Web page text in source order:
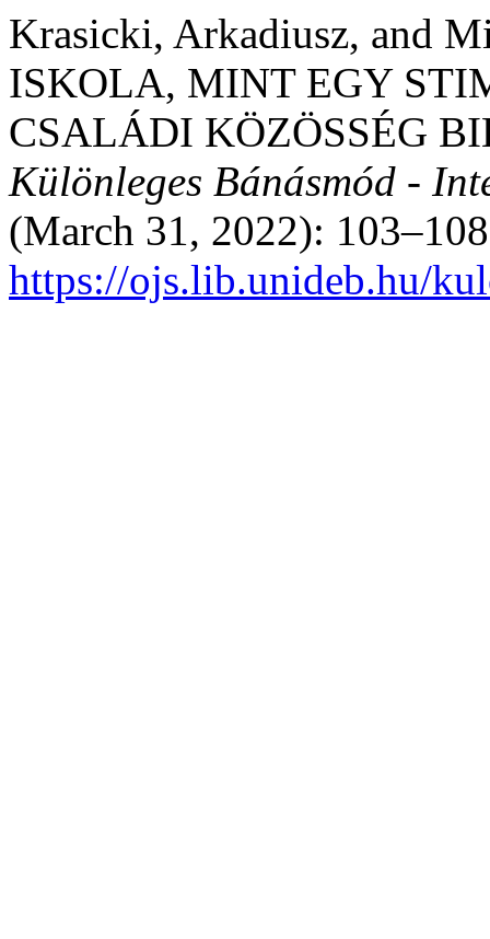
Krasicki, Arkadiusz, and
ISKOLA, MINT EGY
CSALÁDI KÖZÖSSÉG
Különleges Bánásmód -
(March 31, 2022):
https://ojs.lib.unideb.hu/